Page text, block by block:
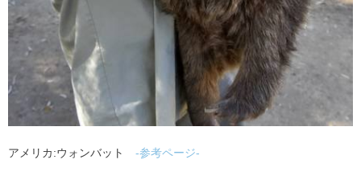
アメリカ:ウォンバット -参考ページ-